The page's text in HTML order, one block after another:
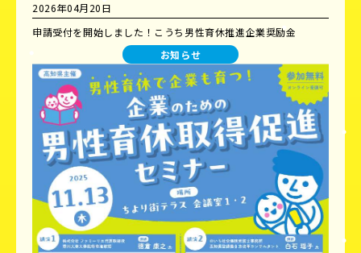
2026年04月20日
申請受付を開始しました！こうち男性育休推進企業奨励金
お知らせ